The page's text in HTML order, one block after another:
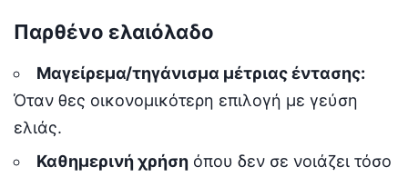
Παρθένο ελαιόλαδο
Μαγείρεμα/τηγάνισμα μέτριας έντασης:
Όταν θες οικονομικότερη επιλογή με γεύση
ελιάς.
Καθημερινή χρήση όπου δεν σε νοιάζει τόσο